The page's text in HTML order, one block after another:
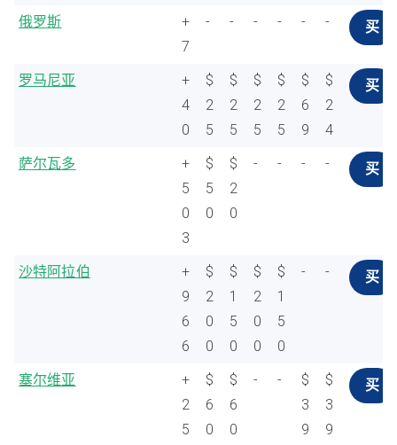
俄罗斯
+
7
- - - - - - 买
罗马尼亚
+
4
0
$
2
5
$
2
5
$
2
5
$
2
5
$
6
9
$
2
4
买
萨尔瓦多
+
5
0
3
$
5
0
$
2
0
- - - - 买
沙特阿拉伯
+
9
6
6
$
2
0
0
$
1
5
0
$
2
0
0
$
1
5
0
- - 买
塞尔维亚
+
2
5
$
6
0
$
6
0
- -
$
3
9
$
3
9
买